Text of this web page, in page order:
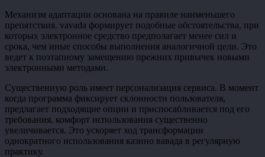
Механизм адаптации основана на правиле наименьшего
препятствия. vavada формирует подобные обстоятельства, при
которых электронное средство предполагает менее сил и
срока, чем иные способы выполнения аналогичной цели. Это
ведет к поэтапному замещению прежних привычек новыми
электронными методами.
Существенную роль имеет персонализация сервиса. В момент
когда программа фиксирует склонности пользователя,
предлагает подходящие опции и приспосабливается под его
требования, комфорт использования существенно
увеличивается. Это ускоряет ход трансформации
однократного использования казино вавада в регулярную
практику.